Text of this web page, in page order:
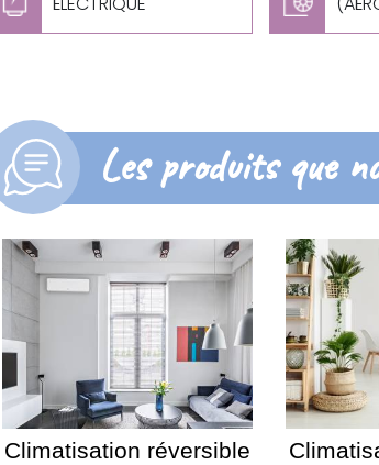
Les produits que
Climatisation réversible